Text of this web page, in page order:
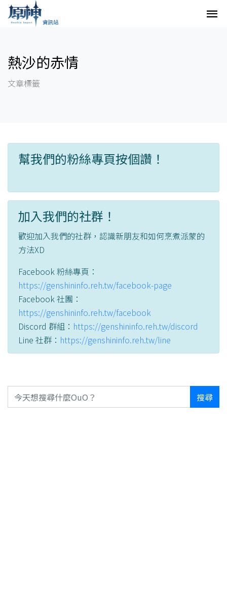
熱沙的赤情
文章標籤
幫我們的粉絲專頁按個讚！
加入我們的社群！
歡迎加入我們的社群，認識新朋友和如何烹煮派蒙的
方法XD
Facebook 粉絲專頁：
https://genshininfo.reh.tw/facebook-page
Facebook 社團：
https://genshininfo.reh.tw/facebook
Discord 群組： https://genshininfo.reh.tw/discord
Line 社群： https://genshininfo.reh.tw/line
搜尋